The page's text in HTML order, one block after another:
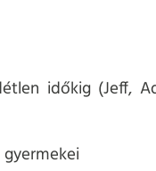
időkig (Jeff,